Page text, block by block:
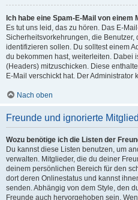
Ich habe eine Spam-E-Mail von
Es tut uns leid, das zu hören. Das E-
Sicherheitsvorkehrungen, die
identifizieren sollen. Du solltest einem
du bekommen hast, weiterleiten. Dabei
(Headers) mitzuschicken. Diese
E-Mail verschickt hat. Der
Nach oben
Freunde und ignorierte
Wozu benötige ich die Listen der
Du kannst diese Listen benutzen, um
verwalten. Mitglieder, die du deiner
deinem persönlichen Bereich für den
dort deren Onlinestatus und kannst
senden. Abhängig von dem Style, den
Freunde auch hervorgehoben sein.